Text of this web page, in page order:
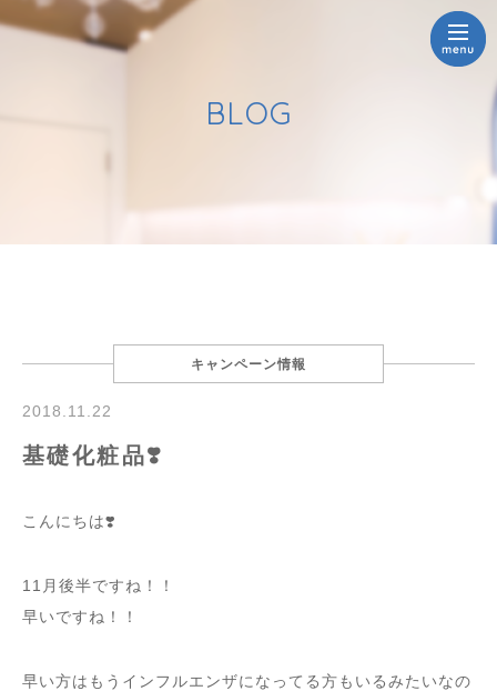
BLOG
キャンペーン情報
2018.11.22
基礎化粧品❣️
こんにちは❣️
11月後半ですね！！
早いですね！！
早い方はもうインフルエンザになってる方もいるみたいなの